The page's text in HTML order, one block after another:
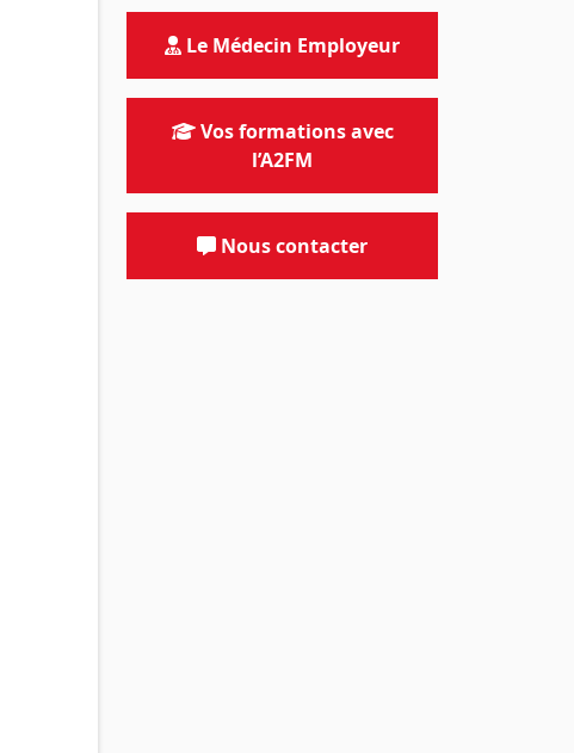
Le Médecin Employeur
Vos formations avec
l’A2FM
Nous contacter